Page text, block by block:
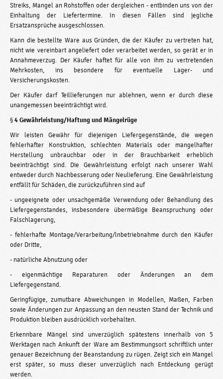
Streiks, Mangel an Rohstoffen oder dergleichen - entbinden uns von der
Einhaltung der Liefertermine. In diesen Fällen sind jegliche
Ersatzansprüche ausgeschlossen.
Kann die bestellte Ware aus Gründen, die der Käufer zu vertreten hat,
nicht wie vereinbart angeliefert oder verarbeitet werden, so gerät er in
Annahmeverzug. Der Käufer haftet für alle von ihm zu vertretenden
Mehrkosten, ins­ besondere für eventuelle Lager- und
Versicherungskosten.
Der Käufer darf Teillieferungen nur ablehnen, wenn er durch diese
unangemessen beeinträchtigt wird.
§4 Gewährleistung/Haftung und Mängelrüge
Wir leisten Gewähr für diejenigen Liefergegenstände, die wegen
fehlerhafter Konstruktion, schlechten Materials oder mangelhafter
Herstellung unbrauchbar oder in der Brauchbarkeit erheblich
beeinträchtigt sind. Die Gewährleistung erfolgt nach unserer Wahl
entweder durch Nachbesserung oder Neulieferung. Eine Gewährleistung
entfällt für Schäden, die zurückzuführen sind auf
- ungeeignete oder unsachgemäße Verwendung oder Behandlung des
Liefergegenstandes, insbesondere übermäßige Beanspruchung oder
Falschlagerung,
- fehlerhafte Montage/Verarbeitung/lnbetriebnahme durch den Käufer
oder Dritte,
- natürliche Abnutzung oder
- eigenmächtige Reparaturen oder Änderungen an dem
Liefergegenstand.
Geringfügige, zumutbare Abweichungen in Modellen, Maßen, Farben
sowie Änderungen zur Anpassung an den neusten Stand der Technik und
Produktion bleiben ausdrücklich vorbehalten.
Erkennbare Mängel sind unverzüglich spätestens innerhalb von 5
Werktagen nach Ankunft der Ware am Bestimmungsort schriftlich unter
genauer Bezeichnung der Beanstandung zu rügen. Zeigt sich ein Mangel
erst später, so muss dieser unverzüglich nach Entdeckung gerügt
werden.